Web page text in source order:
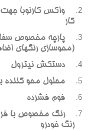
واکس کارنوبا جهت
کار
(محوسازي رنگهاي
دستکش نيترول
محلول محو کننده
فوم فشرده
رنگ مخصوص با
رنگ خودرو